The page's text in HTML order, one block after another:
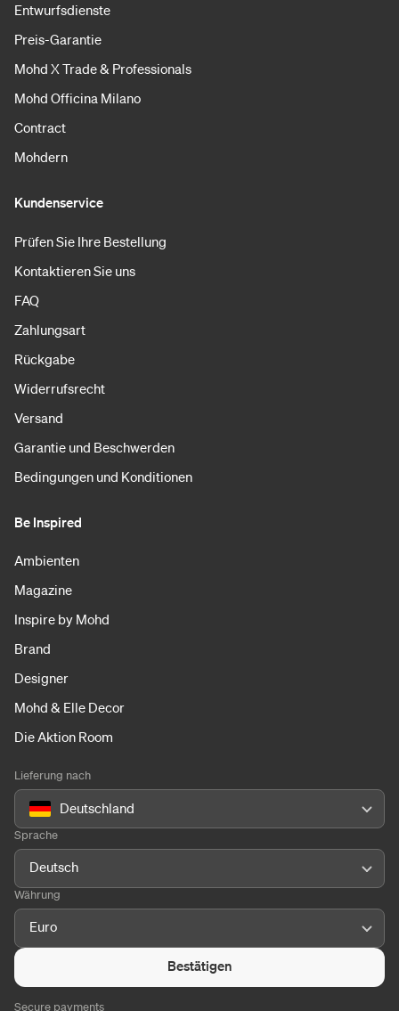
Entwurfsdienste
Preis-Garantie
Mohd X Trade & Professionals
Mohd Officina Milano
Contract
Mohdern
Kundenservice
Prüfen Sie Ihre Bestellung
Kontaktieren Sie uns
FAQ
Zahlungsart
Rückgabe
Widerrufsrecht
Versand
Garantie und Beschwerden
Bedingungen und Konditionen
Be Inspired
Ambienten
Magazine
Inspire by Mohd
Brand
Designer
Mohd & Elle Decor
Die Aktion Room
Lieferung nach
Deutschland
Sprache
Deutsch
Währung
Euro
Bestätigen
Secure payments